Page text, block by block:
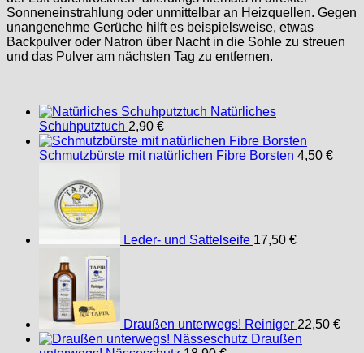
Sonneneinstrahlung oder unmittelbar an Heizquellen. Gegen
unangenehme Gerüche hilft es beispielsweise, etwas
Backpulver oder Natron über Nacht in die Sohle zu streuen
und das Pulver am nächsten Tag zu entfernen.
Natürliches
Schuhputztuch 2,90 €
Schmutzbürste mit natürlichen Fibre Borsten 4,50 €
Leder- und Sattelseife 17,50 €
Draußen unterwegs! Reiniger 22,50 €
Draußen